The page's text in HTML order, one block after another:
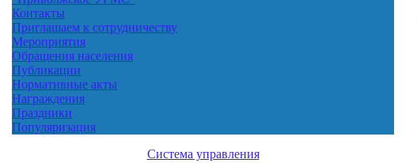
Контакты
Приглашаем к сотрудничеству
Мероприятия
Обращения населения
Публикации
Нормативные акты
Награждения
Праздники
Популяризация
Система управления